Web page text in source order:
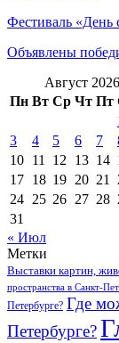
Фестиваль «День
Объявлены
Август 2026
Пн Вт Ср Чт Пт
3
4 5 6 7
10 11 12 13 14
17 18 19 20 21
24 25 26 27 28
31
« Июл
Метки
Выставки картин,
пространства в Санкт-
Петербурге? Где
Петербурге?